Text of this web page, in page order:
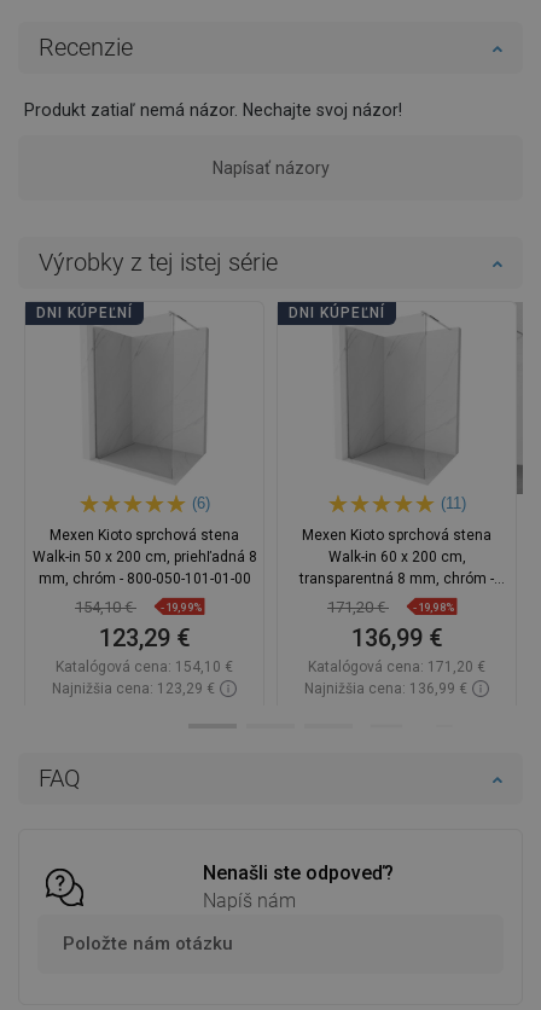
FAQ
Nenašli ste odpoveď?
Napíš nám
Položte nám otázku
Recenzie
Produkt zatiaľ nemá názor. Nechajte svoj názor!
Napísať názory
Výrobky z tej istej série
DNI KÚPEĽNÍ
(6)
Mexen Kioto sprchová stena
Walk-in 50 x 200 cm, priehľadná 8
mm, chróm - 800-050-101-01-00
154,10 € -19,99%
123,29 €
Katalógová cena: 154,10 €
Najnižšia cena: 123,29 €
DNI KÚPEĽNÍ
(11)
Mexen Kioto sprchová stena
Walk-in 60 x 200 cm,
transparentná 8 mm, chróm -
800-060-101-01-00
171,20 € -19,98%
136,99 €
Katalógová cena: 171,20 €
Najnižšia cena: 136,99 €